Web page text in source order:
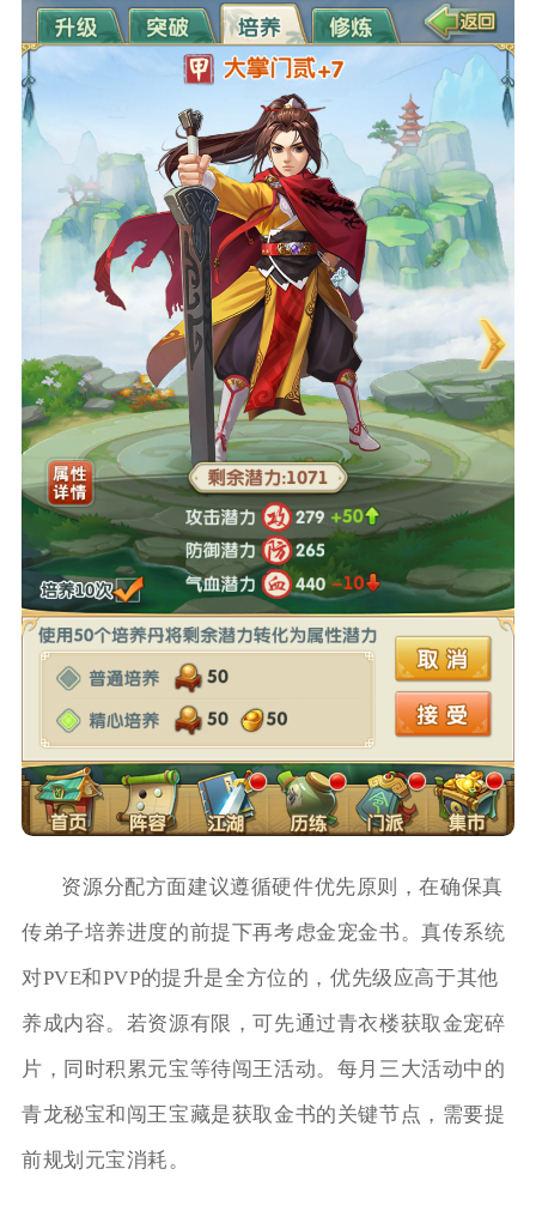
资源分配方面建议遵循硬件优先原则，在确保真
传弟子培养进度的前提下再考虑金宠金书。真传系统
对PVE和PVP的提升是全方位的，优先级应高于其他
养成内容。若资源有限，可先通过青衣楼获取金宠碎
片，同时积累元宝等待闯王活动。每月三大活动中的
青龙秘宝和闯王宝藏是获取金书的关键节点，需要提
前规划元宝消耗。